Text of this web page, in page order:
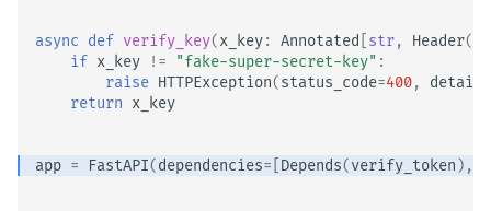
Прямое использование
Request
Расширенное
Server-Sent Events -
EventSourceResponse and
Middleware
async def verify_key(x_key: Annotated str, Header
if x_key != "fake-super-secret-key" :
raise HTTPException(status_code=400, detail
return x_key
app = FastAPI(dependencies= Depends(verify_token ),